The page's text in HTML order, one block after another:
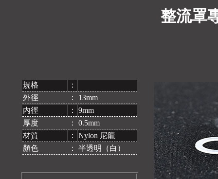
整流罩
規格
：
外徑
：
13mm
內徑
：
9mm
厚度
：
0.5mm
材質
：
Nylon 尼龍
顏色
： 半透明（白）